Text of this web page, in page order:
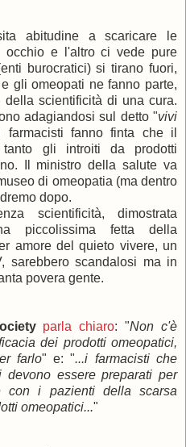
abitudine a scaricare le
occhio e l'altro ci vede pure
burocratici) si tirano fuori,
gli omeopati ne fanno parte,
scientificità di una cura.
adagiandosi sul detto "vivi
fanno finta che il
tanto gli introiti da prodotti
Il ministro della salute va
di omeopatia (ma dentro
dopo.
scientificità, dimostrata
piccolissima fetta della
amore del quieto vivere, un
sarebbero scandalosi ma in
povera gente.
parla chiaro: "Non c'è
dei prodotti omeopatici,
farlo" e: "...i farmacisti che
devono essere preparati per
con i pazienti della scarsa
omeopatici..."